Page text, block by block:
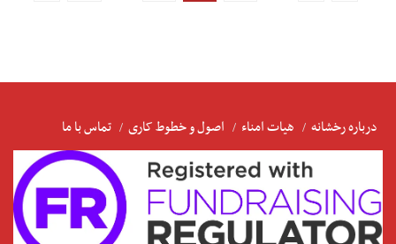
درباره رخشانه هیات امناء اصول و خطوط کاری تماس با ما